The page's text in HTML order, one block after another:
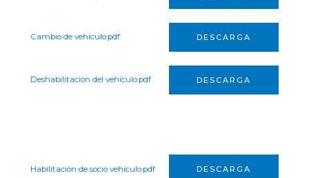
Cambio de vehículo.pdf DESCARGA
Deshabilitación del vehículo.pdf DESCARGA
Habilitación de socio vehículo.pdf DESCARGA